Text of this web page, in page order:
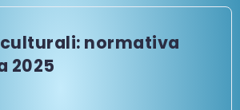
culturali: normativa
2025